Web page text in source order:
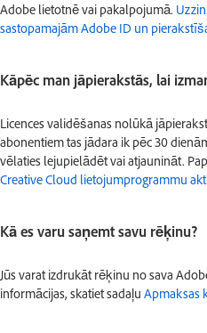
Adobe lietotnē vai pakalpojumā.
sastopamajām Adobe ID un
Kāpēc man jāpierakstās, lai
Licences validēšanas nolūkā
abonentiem tas jādara ik pēc 30
vēlaties lejupielādēt vai atjaunināt.
Creative Cloud lietojumprogrammu
Kā es varu saņemt savu rēķinu?
Jūs varat izdrukāt rēķinu no sava
informācijas, skatiet sadaļu Apmaksas